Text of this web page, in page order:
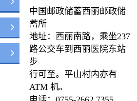
中国邮政储蓄西丽邮政储
蓄所
地址：西丽南路，乘坐237
路公交车到西丽医院东站
步
行可至。平山村内亦有
ATM 机。